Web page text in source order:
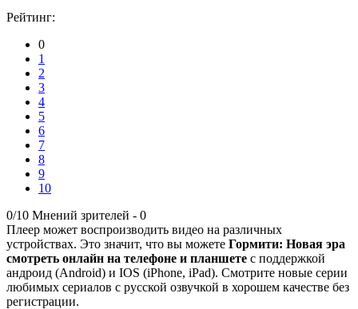
Рейтинг:
0
1
2
3
4
5
6
7
8
9
10
0/10 Мнений зрителей - 0
Плеер может воспроизводить видео на различных
устройствах. Это значит, что вы можете Гормити: Новая эра
смотреть онлайн на телефоне и планшете с поддержкой
андроид (Android) и IOS (iPhone, iPad). Смотрите новые серии
любимых сериалов с русской озвучкой в хорошем качестве без
регистрации.